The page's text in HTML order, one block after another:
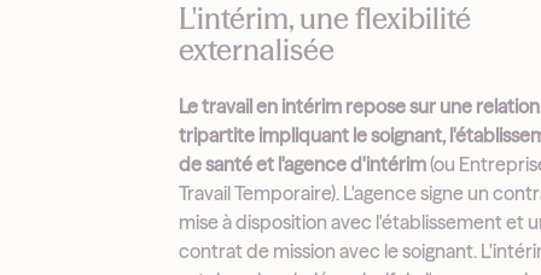
L'intérim, une flexibilité
externalisée
Le travail en intérim repose sur une relation
tripartite impliquant le soignant,
de santé et l'agence d'intérim(ou
Travail Temporaire). L'agence signe un
mise à disposition avec l'établissement et
contrat de mission avec le soignant.